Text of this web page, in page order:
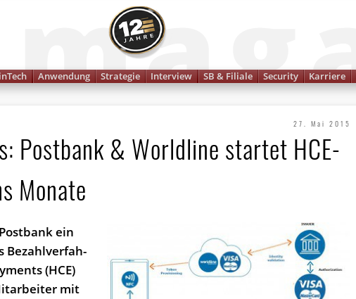
Anwendung Strategie Interview SB & Filiale Security Karriere
27. Mai 2015
Postbank & Worldline startet HCE-
Monate
ein
Bezahlverfah­
(HCE)
mit